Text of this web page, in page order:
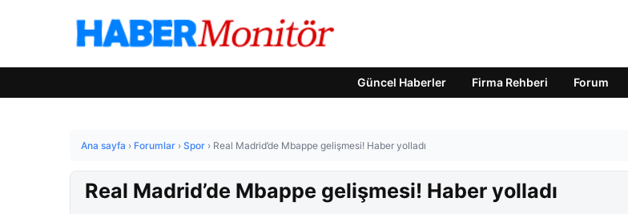
Güncel Haberler Firma Rehberi Forum
Ana sayfa › Forumlar › Spor › Real Madrid’de Mbappe gelişmesi! Haber yolladı
Real Madrid’de Mbappe gelişmesi! Haber yolladı